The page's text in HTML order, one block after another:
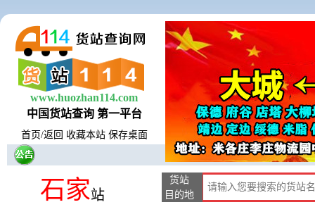
www.huozhan114.com
中国货站查询 第一平台
首页/返回 收藏本站 保存桌面
石家站
货站
目的地